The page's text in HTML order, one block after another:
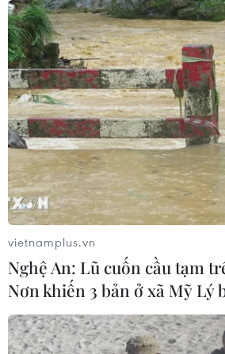
Nậm Nơn khiến 3 bản ở xã Mỹ Lý
chia cắt
08/08/2026 06:36
Sáp nhập Trường Đại học Văn
Thể thao và Du lịch Thanh Hóa
Trường Đại học Hồng Đức
08/08/2026 06:36
Đà Nẵng: Sóng cuốn 4 người tại
Nghê, 3 người mất tích
08/08/2026 06:02
Mở ra không gian phát triển mới
vietnamplus.vn
Nghệ An: Lũ cuốn cầu tạm
Nơn khiến 3 bản ở xã Mỹ Lý